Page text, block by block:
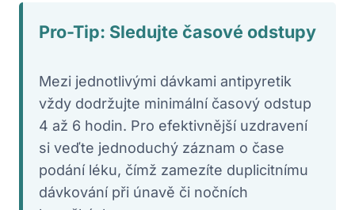
Pro-Tip: Sledujte časové odstupy
Mezi jednotlivými dávkami antipyretik
vždy dodržujte minimální časový odstup
4 až 6 hodin. Pro efektivnější uzdravení
si veďte jednoduchý záznam o čase
podání léku, čímž zamezíte duplicitnímu
dávkování při únavě či nočních